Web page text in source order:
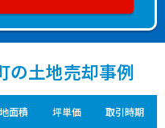
の土地売却事例
面積 坪単価 取引時期